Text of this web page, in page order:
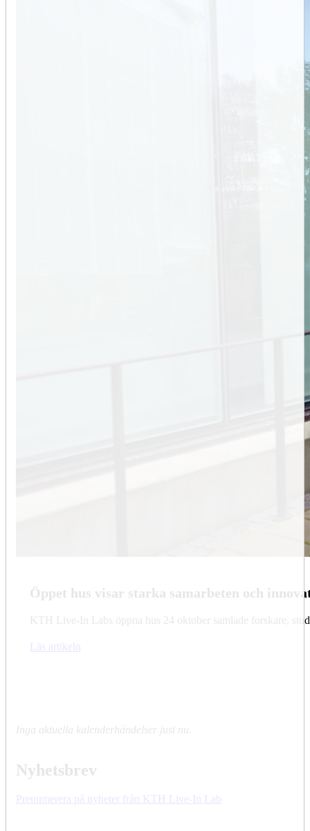
Öppet hus visar starka samarbeten och
KTH Live-In Labs öppna hus 24 oktober samlade forskare,
Läs artikeln
Inga aktuella kalenderhändelser just nu.
Nyhetsbrev
Prenumerera på nyheter från KTH Live-In Lab